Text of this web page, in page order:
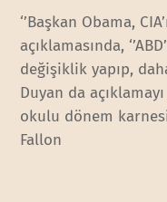
‘’Başkan Obama,
açıklamasında,
değişiklik yapıp,
Duyan da
okulu dönem
Fallon